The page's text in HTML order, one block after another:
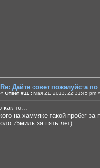
Re: Дайте совет пожалуйста
« Ответ #11 : Мая 21, 2013, 22:31:45 pm »
то...
на хаммяке такой пробег за
75миль за пять лет)